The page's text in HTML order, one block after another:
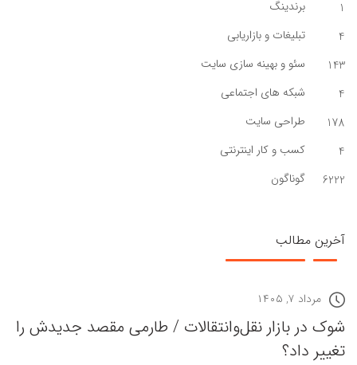
1
برندینگ
4
تبلیغات و بازاریابی
143
سئو و بهینه سازی سایت
4
شبکه های اجتماعی
178
طراحی سایت
4
کسب و کار اینترنتی
6222
گوناگون
آخرین مطالب
مرداد ۷, ۱۴۰۵
شوک در بازار نقل‌وانتقالات / طارمی مقصد جدیدش را
تغییر داد؟